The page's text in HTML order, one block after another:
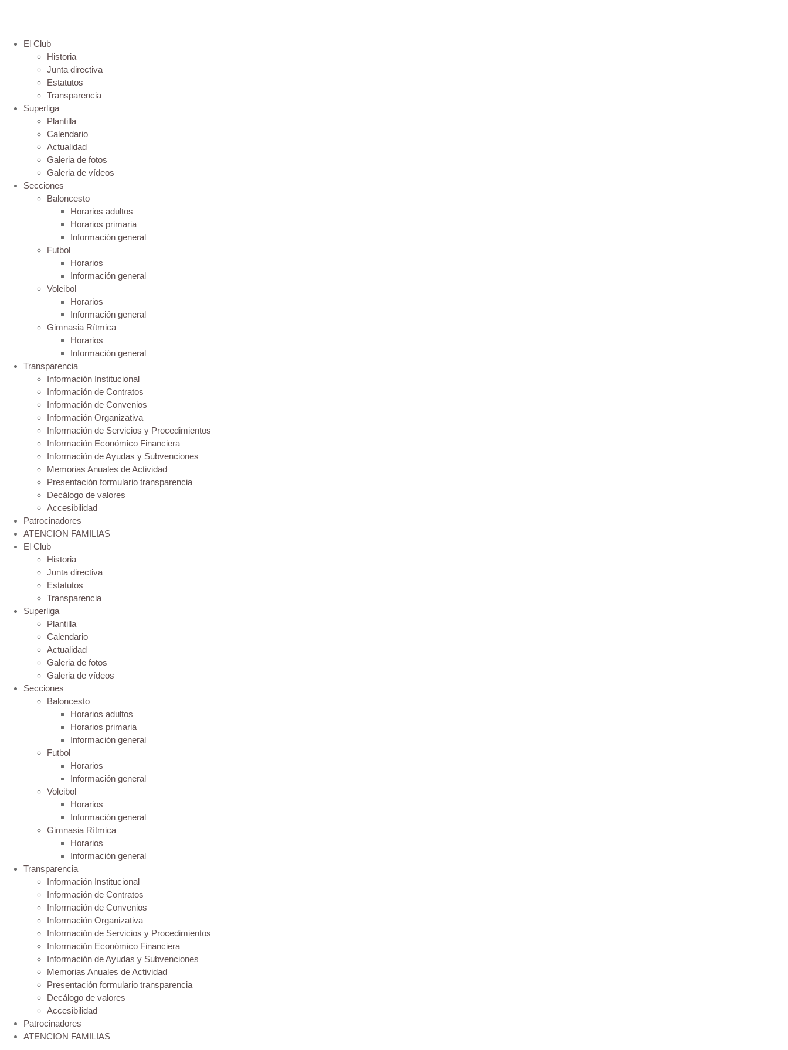
El Club
Historia
Junta directiva
Estatutos
Transparencia
Superliga
Plantilla
Calendario
Actualidad
Galeria de fotos
Galeria de vídeos
Secciones
Baloncesto
Horarios adultos
Horarios primaria
Información general
Futbol
Horarios
Información general
Voleibol
Horarios
Información general
Gimnasia Rítmica
Horarios
Información general
Transparencia
Información Institucional
Información de Contratos
Información de Convenios
Información Organizativa
Información de Servicios y Procedimientos
Información Económico Financiera
Información de Ayudas y Subvenciones
Memorias Anuales de Actividad
Presentación formulario transparencia
Decálogo de valores
Accesibilidad
Patrocinadores
ATENCION FAMILIAS
El Club
Historia
Junta directiva
Estatutos
Transparencia
Superliga
Plantilla
Calendario
Actualidad
Galeria de fotos
Galeria de vídeos
Secciones
Baloncesto
Horarios adultos
Horarios primaria
Información general
Futbol
Horarios
Información general
Voleibol
Horarios
Información general
Gimnasia Rítmica
Horarios
Información general
Transparencia
Información Institucional
Información de Contratos
Información de Convenios
Información Organizativa
Información de Servicios y Procedimientos
Información Económico Financiera
Información de Ayudas y Subvenciones
Memorias Anuales de Actividad
Presentación formulario transparencia
Decálogo de valores
Accesibilidad
Patrocinadores
ATENCION FAMILIAS